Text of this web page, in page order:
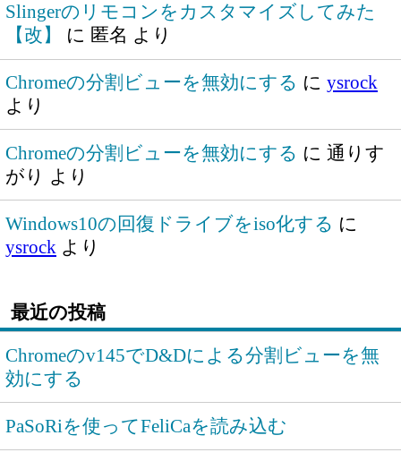
Slingerのリモコンをカスタマイズしてみた
【改】
に 匿名 より
Chromeの分割ビューを無効にする に ysrock
より
Chromeの分割ビューを無効にする に 通りす
がり より
Windows10の回復ドライブをiso化する に
ysrock より
最近の投稿
Chromeのv145でD&Dによる分割ビューを無
効にする
PaSoRiを使ってFeliCaを読み込む